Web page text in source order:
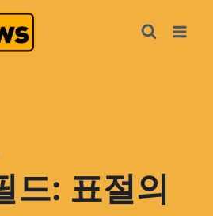
드: 표절의